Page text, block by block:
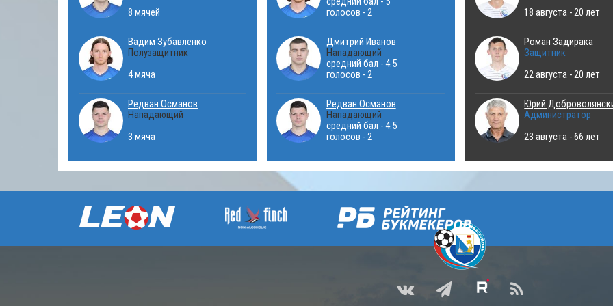
8 мячей
Вадим Зубавленко
Полузащитник
4 мяча
Редван Османов
Нападающий
3 мяча
голосов - 2
Дмитрий Иванов
Нападающий
средний бал - 4.5
голосов - 2
Редван Османов
Нападающий
средний бал - 4.5
голосов - 2
18 августа - 20 лет
Роман Задирака
Защитник
22 августа - 20 лет
Юрий
Администратор
23 августа - 66 лет